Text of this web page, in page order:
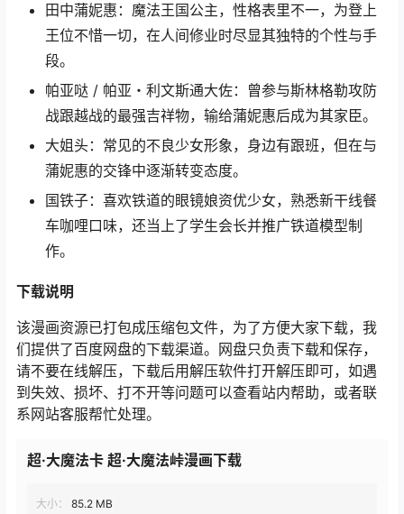
田中蒲妮惠：魔法王国公主，性格表里不一，为登上
王位不惜一切，在人间修业时尽显其独特的个性与手
段。
帕亚哒 / 帕亚・利文斯通大佐：曾参与斯林格勒攻防
战跟越战的最强吉祥物，输给蒲妮惠后成为其家臣。
大姐头：常见的不良少女形象，身边有跟班，但在与
蒲妮惠的交锋中逐渐转变态度。
国铁子：喜欢铁道的眼镜娘资优少女，熟悉新干线餐
车咖哩口味，还当上了学生会长并推广铁道模型制
作。
下载说明
该漫画资源已打包成压缩包文件，为了方便大家下载，我
们提供了百度网盘的下载渠道。网盘只负责下载和保存，
请不要在线解压，下载后用解压软件打开解压即可，如遇
到失效、损坏、打不开等问题可以查看站内帮助，或者联
系网站客服帮忙处理。
超·大魔法卡 超·大魔法峠漫画下载
大小：
85.2 MB